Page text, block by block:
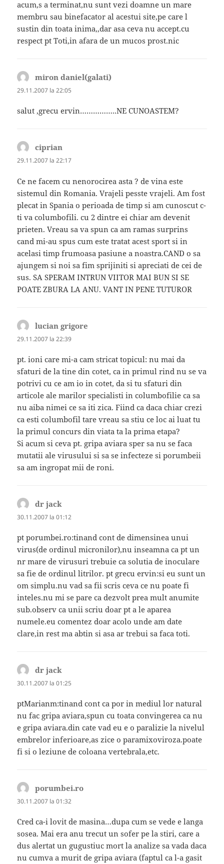
acum,s a terminat,nu sunt vezi doamne un mare
membru sau binefacator al acestui site,pe care l
sustin din toata inima,,dar asa ceva nu accept.cu
respect pt Toti,in afara de un mucos prost.nic
miron daniel(galati)
29.11.2007 la 22:05
salut ,grecu ervin……………..NE CUNOASTEM?
ciprian
29.11.2007 la 22:17
Ce ne facem cu nenorocirea asta ? de vina este
sistemul din Romania. Vrajeli pesste vrajeli. Am fost
plecat in Spania o perioada de timp si am cunoscut c-
ti va columbofili. cu 2 dintre ei chiar am devenit
prieten. Vreau sa va spun ca am ramas surprins
cand mi-au spus cum este tratat acest sport si in
acelasi timp frumoasa pasiune a noastra.CAND o sa
ajungem si noi sa fim sprijiniti si apreciati de cei de
sus. SA SPERAM INTRUN VIITOR MAI BUN SI SE
POATE ZBURA LA ANU. VANT IN PENE TUTUROR
lucian grigore
29.11.2007 la 22:39
pt. ioni care mi-a cam stricat topicul: nu mai da
sfaturi de la tine din cotet, ca in primul rind nu se va
potrivi cu ce am io in cotet, da si tu sfaturi din
articole ale marilor specialisti in columbofilie ca sa
nu aiba nimei ce sa iti zica. Fiind ca daca chiar crezi
ca esti columbofil tare vreau sa stiu ce loc ai luat tu
la primul concurs din viata ta la prima etapa?
Si acum si ceva pt. gripa aviara sper sa nu se faca
mutatii ale virusului si sa se infecteze si porumbeii
sa am ingropat mii de roni.
dr jack
30.11.2007 la 01:12
pt porumbei.ro:tinand cont de dimensinea unui
virus(de ordinul micronilor),nu inseamna ca pt un
nr mare de virusuri trebuie ca solutia de inoculare
sa fie de ordinul litrilor. pt grecu ervin:si eu sunt un
om simplu.nu vad sa fii scris ceva ce nu poate fi
inteles.nu mi se pare ca dezvolt prea mult anumite
sub.observ ca unii scriu doar pt a le aparea
numele.eu comentez doar acolo unde am date
clare,in rest ma abtin si asa ar trebui sa faca toti.
dr jack
30.11.2007 la 01:25
ptMarianm:tinand cont ca por in mediul lor natural
nu fac gripa aviara,spun cu toata convingerea ca nu
e gripa aviara.din cate vad eu e o paralizie la nivelul
embrelor inferioare,as zice o paramixoviroza.poate
fi si o leziune de coloana vertebrala,etc.
porumbei.ro
30.11.2007 la 01:32
Cred ca-i lovit de masina…dupa cum se vede e langa
sosea. Mai era anu trecut un sofer pe la stiri, care a
dus alertat un gugustiuc mort la analize sa vada daca
nu cumva a murit de gripa aviara (faptul ca l-a gasit